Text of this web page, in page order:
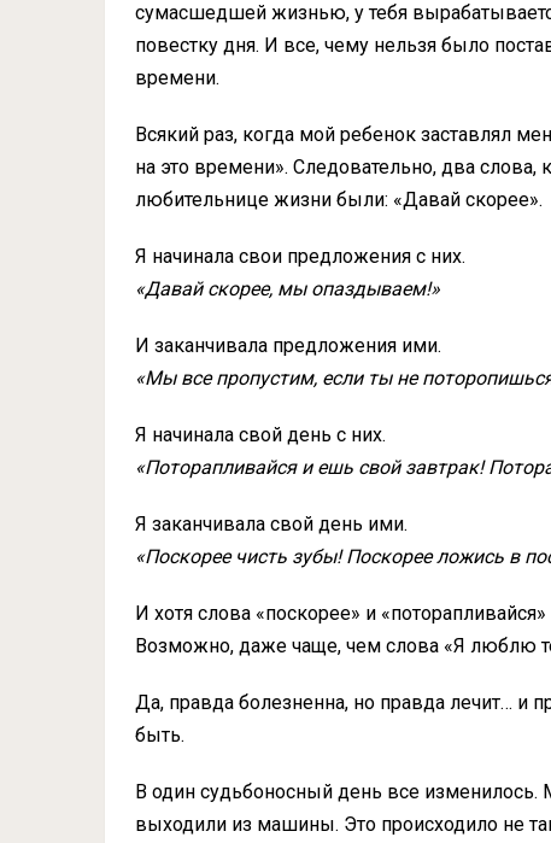
сумасшедшей жизнью, у тебя
повестку дня. И все, чему нельзя было
времени.
Всякий раз, когда мой ребенок заставлял
на это времени». Следовательно, два
любительнице жизни были: «Давай скорее».
Я начинала свои предложения с них.
«Давай скорее, мы опаздываем!»
И заканчивала предложения ими.
«Мы все пропустим, если ты не
Я начинала свой день с них.
«Поторапливайся и ешь свой завтрак!
Я заканчивала свой день ими.
«Поскорее чисть зубы! Поскорее ложись в
И хотя слова «поскорее» и
Возможно, даже чаще, чем слова «Я люблю
Да, правда болезненна, но правда лечит… и
быть.
В один судьбоносный день все изменилось.
выходили из машины. Это происходило не